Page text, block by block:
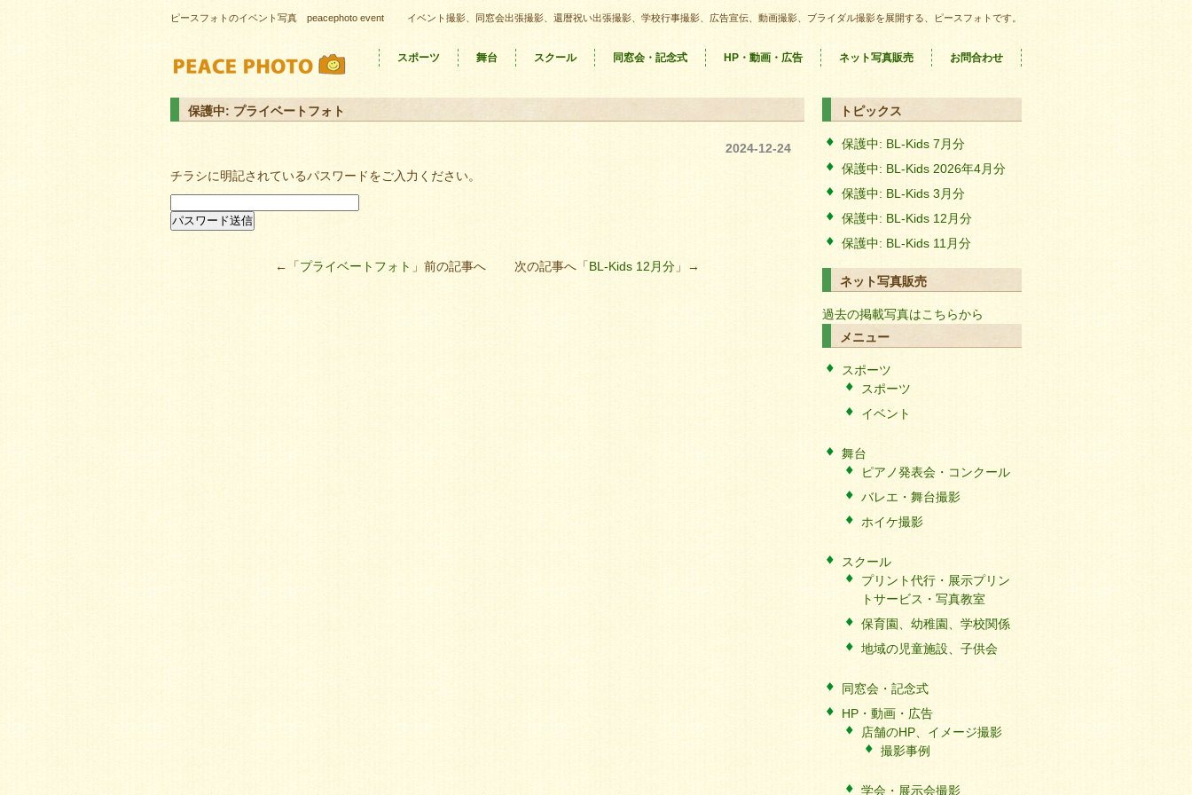
ピースフォトのイベント写真 peacephoto event イベント撮影、同窓会出張撮影、還暦祝い出張撮影、学校行事撮影、広告宣伝、動画撮影、ブライダル撮影を展開する、ピースフォトです。
スポーツ 舞台 スクール 同窓会・記念式 HP・動画・広告 ネット写真販売 お問合わせ
保護中: プライベートフォト
2024-12-24
チラシに明記されているパスワードをご入力ください。
←「プライベートフォト 」前の記事へ 次の記事へ「BL-Kids 12月分 」→
トピックス
保護中: BL-Kids 7月分
保護中: BL-Kids 2026年4月分
保護中: BL-Kids 3月分
保護中: BL-Kids 12月分
保護中: BL-Kids 11月分
ネット写真販売
過去の掲載写真はこちらから
メニュー
スポーツ
スポーツ
イベント
舞台
ピアノ発表会・コンクール
バレエ・舞台撮影
ホイケ撮影
スクール
プリント代行・展示プリン
トサービス・写真教室
保育園、幼稚園、学校関係
地域の児童施設、子供会
同窓会・記念式
HP・動画・広告
店舗のHP、イメージ撮影
撮影事例
学会・展示会撮影